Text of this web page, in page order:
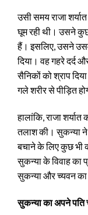
उसी समय राजा
घूम रही थी। उसने
हैं। इसलिए, उसने
दिया। वह गहरे दर्द
सैनिकों को श्राप
गले शरीर से पीड़ित
हालांकि, राजा
तलाश की। सुकन्या ने
बचाने के लिए कुछ भी
सुकन्या के विवाह का
सुकन्या और च्यवन का
सुकन्या का अपने पति